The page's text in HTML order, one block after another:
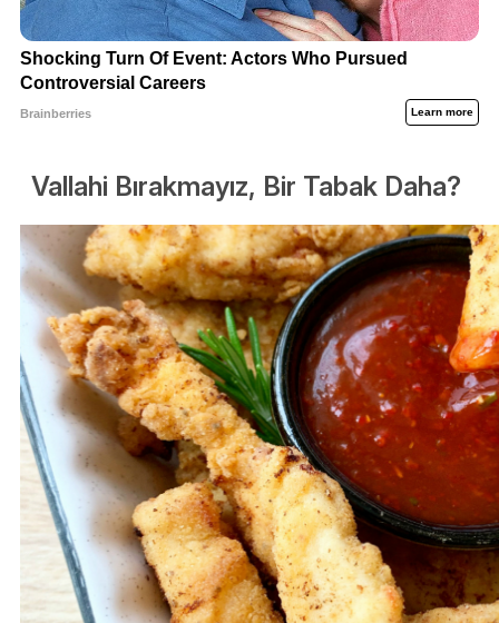
Vallahi Bırakmayız, Bir Tabak Daha?